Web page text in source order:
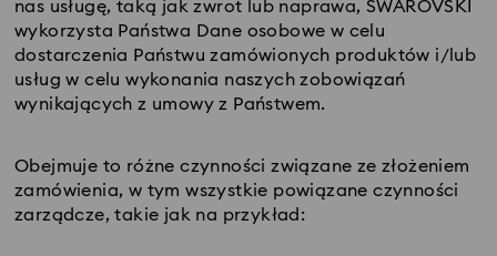
nas usługę, taką jak zwrot lub naprawa, SWAROVSKI
wykorzysta Państwa Dane osobowe w celu
dostarczenia Państwu zamówionych produktów i/lub
usług w celu wykonania naszych zobowiązań
wynikających z umowy z Państwem.
Obejmuje to różne czynności związane ze złożeniem
zamówienia, w tym wszystkie powiązane czynności
zarządcze, takie jak na przykład: